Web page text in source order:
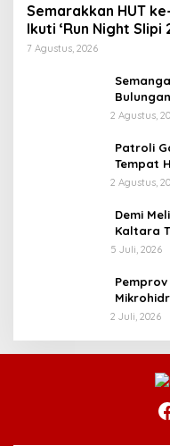
Semarakkan HUT
Ikuti ‘Run Night Slipi
7 Agustus, 2026
2 Agustus,
Patroli
Tempat
Situasi
2 Agustus,
Demi
Kaltara
5 Juli, 2026
2 Juli, 2026